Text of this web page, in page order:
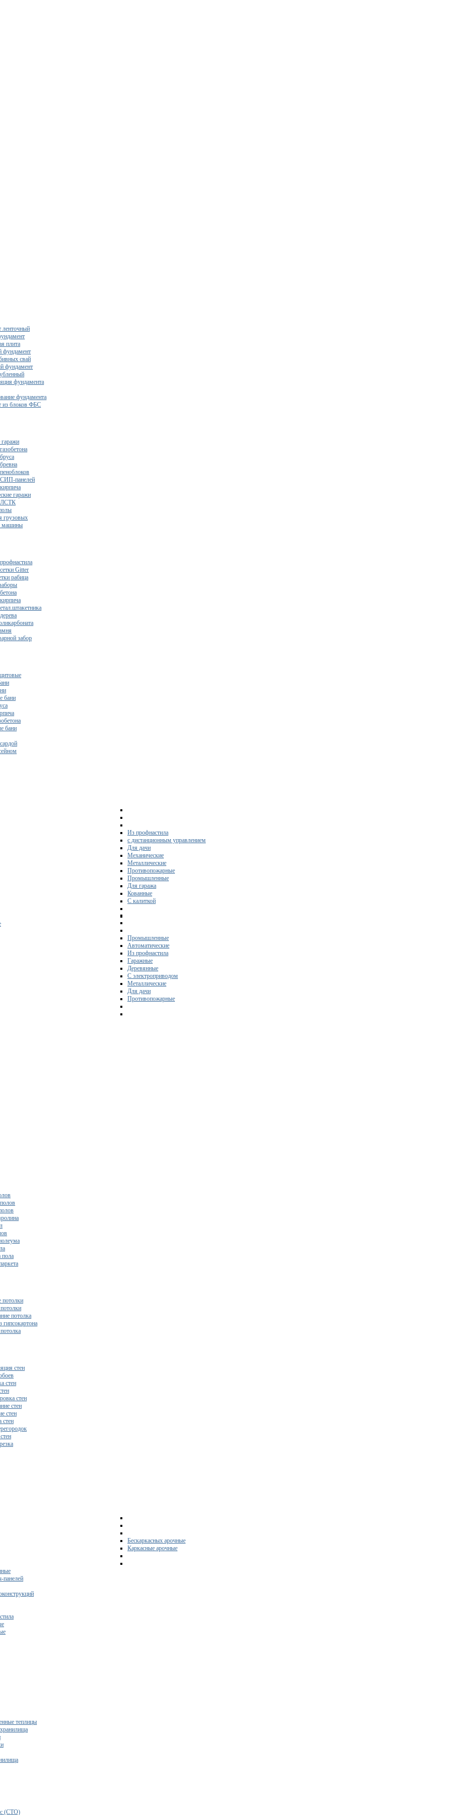
ленточный
плита
фундамент
свай
фундамент
фундамента
фундамента
из блоков ФБС
панелей
гаражи
ЛСТК
грузовых
машины
Gitter
рабица
забор
бани
бани
Из профнастила
с дистанционным управлением
Для дачи
Механические
Металлические
Противопожарные
Промышленные
Для гаража
Кованные
С калиткой
Промышленные
Автоматические
Из профнастила
Гаражные
Деревянные
С электроприводом
Металлические
Для дачи
Противопожарные
потолки
потолка
гипсокартона
стен
стен
стен
стен
стен
стен
Бескаркасных арочные
Каркасные арочные
панелей
теплицы
(СТО)
расчет сметы исходя из вашего бюджета!